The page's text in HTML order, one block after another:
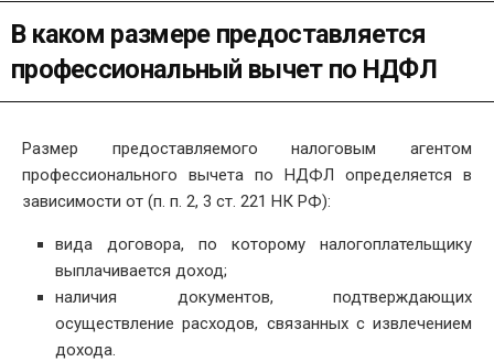
В каком размере предоставляется
профессиональный вычет по НДФЛ
Размер предоставляемого налоговым агентом
профессионального вычета по НДФЛ определяется в
зависимости от (п. п. 2, 3 ст. 221 НК РФ):
вида договора, по которому налогоплательщику
выплачивается доход;
наличия документов, подтверждающих
осуществление расходов, связанных с извлечением
дохода.